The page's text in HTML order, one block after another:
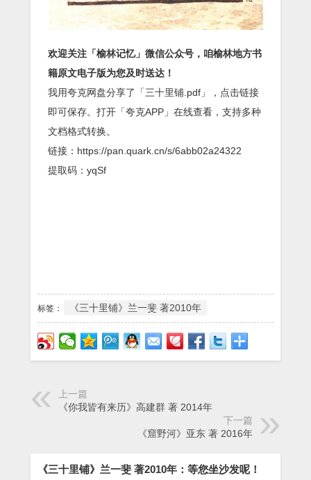
欢迎关注「榆林记忆」微信公众号，咱榆林地方书
籍原文电子版为您及时送达！
我用夸克网盘分享了「三十里铺.pdf」，点击链接
即可保存。打开「夸克APP」在线查看，支持多种
文档格式转换。
链接：https://pan.quark.cn/s/6abb02a24322
提取码：yqSf
标签： 《三十里铺》兰一斐 著2010年
上一篇
《你我皆有来历》高建群 著 2014年
下一篇
《窟野河》亚东 著 2016年
《三十里铺》兰一斐 著2010年：等您坐沙发呢！